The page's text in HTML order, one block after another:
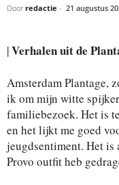
Door redactie - 21 augustus
|Verhalen uit de
Amsterdam Plantage,
ik om mijn witte
familiebezoek. Het is
en het lijkt me goed
jeugdsentiment. Het is
Provo outfit heb